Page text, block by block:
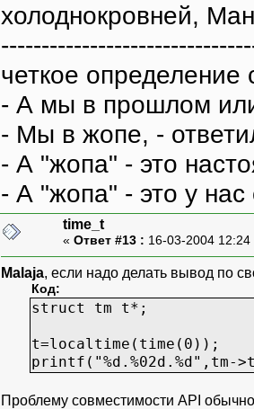
холоднокровней,
четкое
- А мы в прошлом
- Мы в жопе, -
- А "жопа" - это
- А "жопа" - это у
time_t
« Ответ #13 : 16-03-2004
Malaja, если надо делать вывод по
Код:
struct tm t*;
t=localtime(time(0));
printf("%d.%02d.%d",tm-
Проблему совместимости API